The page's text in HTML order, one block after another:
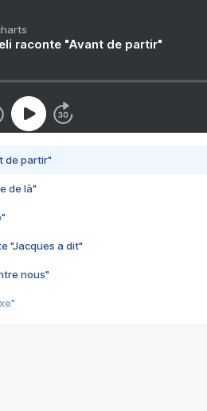
raconte "Avant de partir"
de partir"
de là"
"Jacques a dit"
nous"